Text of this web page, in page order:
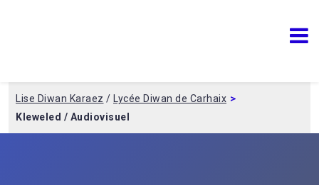
Lise Diwan Karaez / Lycée Diwan de Carhaix >
Kleweled / Audiovisuel